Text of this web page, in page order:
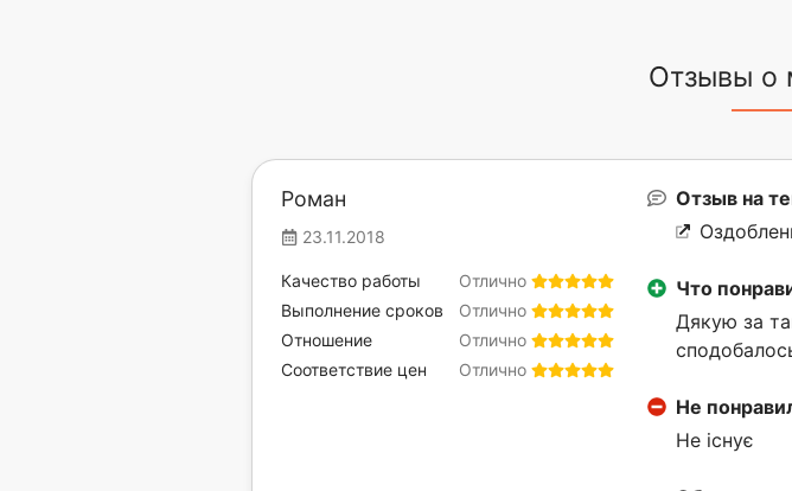
Отзывы о
Роман
23.11.2018
Отлично
Качество работы
Отлично
Выполнение сроков
Отлично
Отношение
Отлично
Соответствие цен
Отзыв на
Что
Дякую за
Не
Не існує